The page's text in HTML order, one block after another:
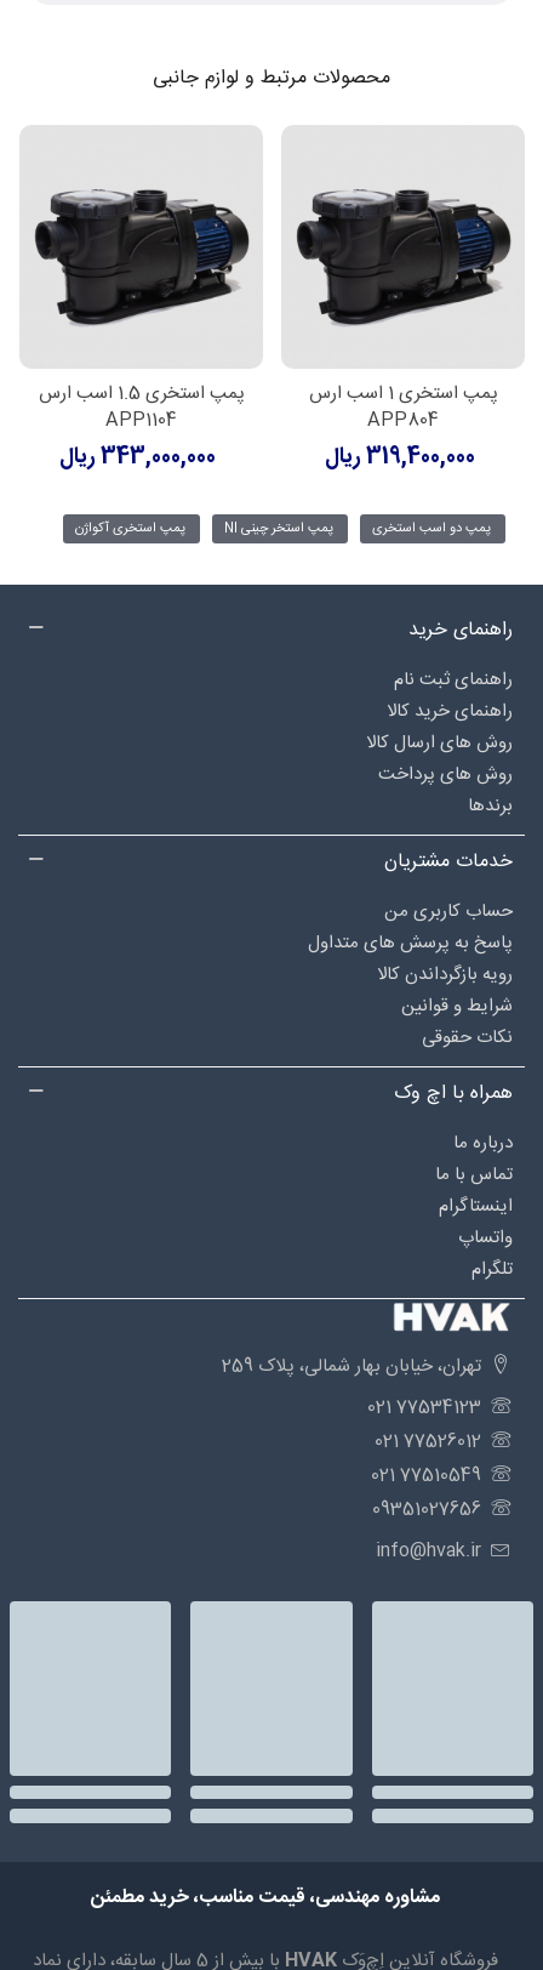
محصولات مرتبط و لوازم جانبی
پمپ استخری 1 اسب ارس
APP804
319,400,000 ریال
پمپ استخری 1.5 اسب ارس
APP1104
343,000,000 ریال
پمپ دو اسب استخری پمپ استخر چینی NI پمپ استخری آکواژن
راهنمای خرید
راهنمای ثبت نام
راهنمای خرید کالا
روش های ارسال کالا
روش های پرداخت
برندها
خدمات مشتریان
حساب کاربری من
پاسخ به پرسش های متداول
رویه بازگرداندن کالا
شرایط و قوانین
نکات حقوقی
همراه با اچ وک
درباره‌ ما
تماس با ما
اینستاگرام
واتساپ
تلگرام
تهران، خیابان بهار شمالی، پلاک 259
77534123 021
77526012 021
77510549 021
09351027656
info@hvak.ir
مشاوره مهندسی، قیمت مناسب، خرید مطمئن
فروشگاه آنلاین اِچ‌وَک HVAK با بیش از 5 سال سابقه، دارای نماد